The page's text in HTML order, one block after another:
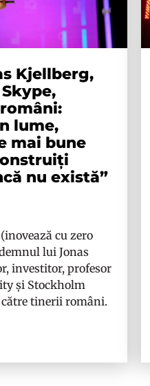
Kjellberg,
lume,
mai bune
nu există”
cu zero
lui Jonas
investitor, profesor
și Stockholm
către tinerii români.